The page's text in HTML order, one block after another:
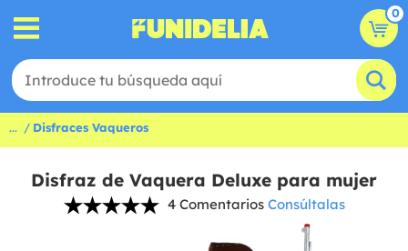
0
... Disfraces Vaqueros
Disfraz de Vaquera Deluxe para mujer
4 Comentarios Consúltalas